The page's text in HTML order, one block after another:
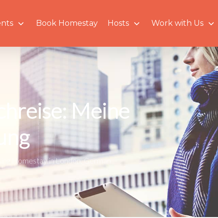
Book Homestay Hosts Work with Us
Meine
Homestay in London,German